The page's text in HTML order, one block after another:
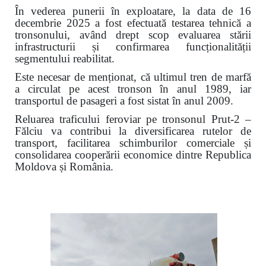
În vederea punerii în exploatare, la data de 16
decembrie 2025 a fost efectuată testarea tehnică a
tronsonului, având drept scop evaluarea stării
infrastructurii și confirmarea funcționalității
segmentului reabilitat.
Este necesar de menționat, că ultimul tren de marfă
a circulat pe acest tronson în anul 1989, iar
transportul de pasageri a fost sistat în anul 2009.
Reluarea traficului feroviar pe tronsonul Prut-2 –
Fălciu va contribui la diversificarea rutelor de
transport, facilitarea schimburilor comerciale și
consolidarea cooperării economice dintre Republica
Moldova și România.